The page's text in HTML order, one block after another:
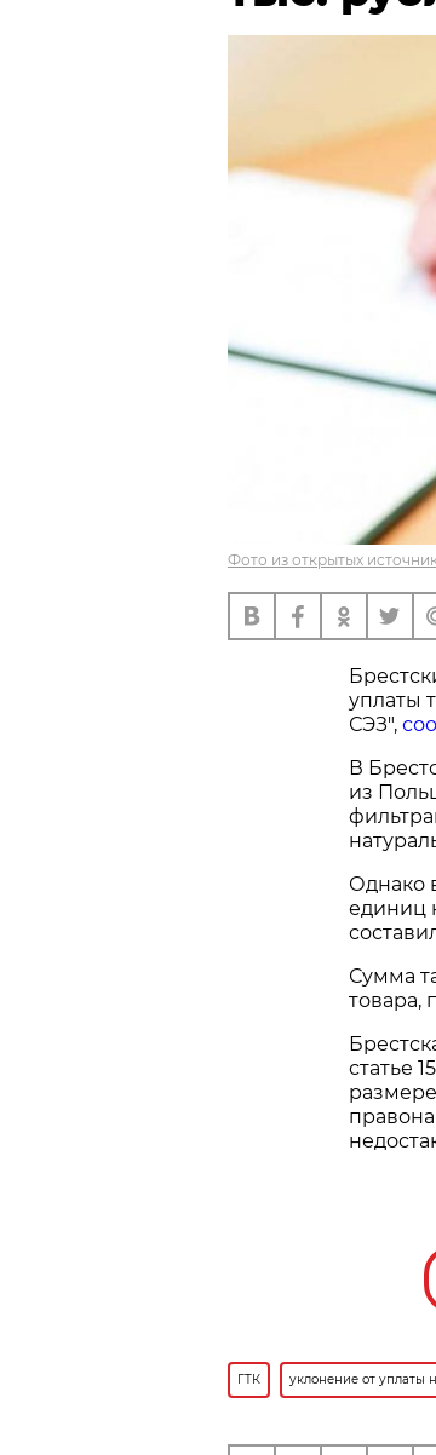
Фото из открытых
уплаты
СЭЗ",
В
из
Однако
единиц
Сумма
товара,
статье
ГТК уклонение от уплаты